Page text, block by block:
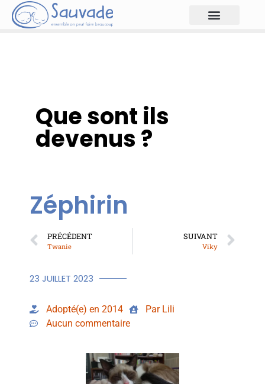
Que sont ils
devenus ?
Zéphirin
PRÉCÉDENT
Twanie
SUIVANT
Viky
23 JUILLET 2023
Adopté(e) en 2014
Par Lili
Aucun commentaire